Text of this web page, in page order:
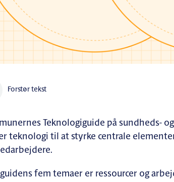
Forstør tekst
Teknologiguide på sundheds-
teknologi til at styrke centrale
fem temaer er ressourcer og